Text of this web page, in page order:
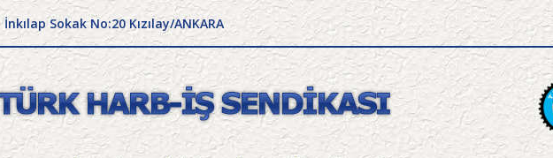
İnkılap Sokak No:20 Kızılay/ANKARA